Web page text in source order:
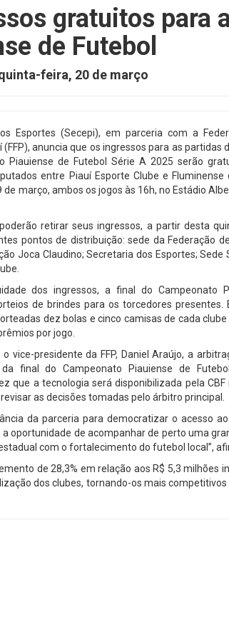
gratuitos para
de Futebol
feira, 20 de março
Esportes (Secepi), em parceria com a
(FFP), anuncia que os ingressos para as partidas
Piauiense de Futebol Série A 2025 serão
entre Piauí Esporte Clube e Fluminense
de março, ambos os jogos às 16h, no Estádio
retirar seus ingressos, a partir desta
pontos de distribuição: sede da Federação
Joca Claudino; Secretaria dos Esportes; Sede
dos ingressos, a final do Campeonato
de brindes para os torcedores presentes.
dez bolas e cinco camisas de cada
por jogo.
o vice-presidente da FFP, Daniel Araújo, a
final do Campeonato Piauiense de
que a tecnologia será disponibilizada pela CBF
as decisões tomadas pelo árbitro principal.
da parceria para democratizar o acesso
oportunidade de acompanhar de perto uma
com o fortalecimento do futebol local”,
de 28,3% em relação aos R$ 5,3 milhões
dos clubes, tornando-os mais competitivos